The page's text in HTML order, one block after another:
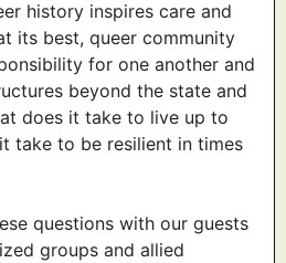
history inspires care and
its best, queer community
for one another and
beyond the state and
does it take to live up to
take to be resilient in times
questions with our guests
groups and allied